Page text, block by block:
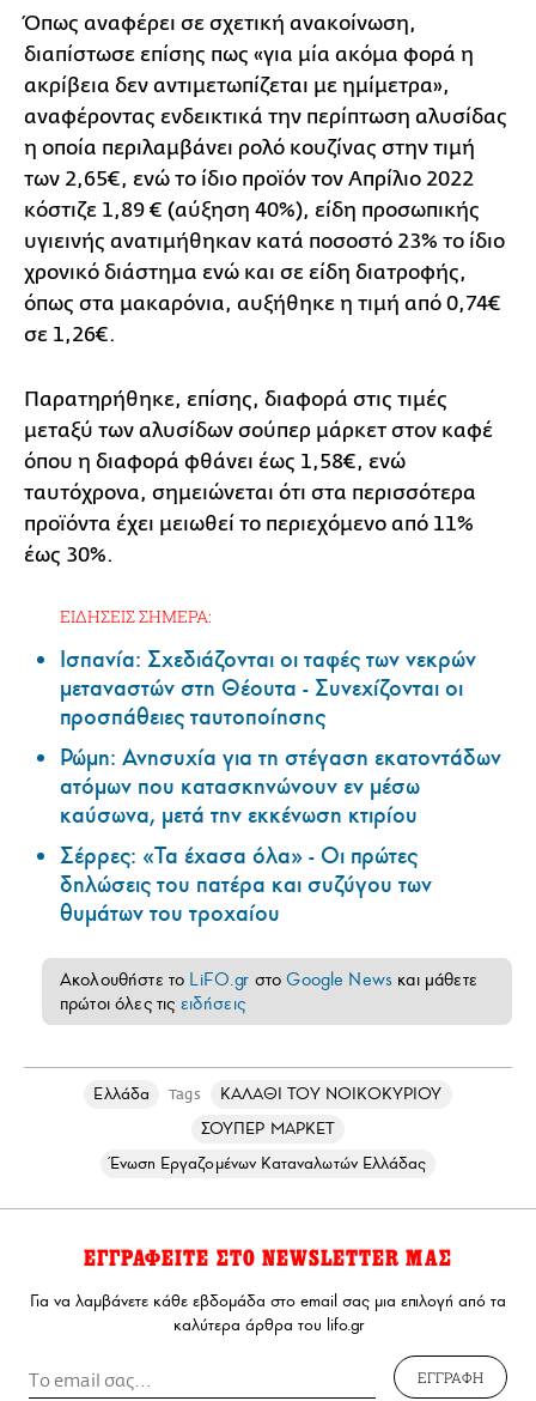
Όπως αναφέρει σε σχετική ανακοίνωση,
διαπίστωσε επίσης πως «για μία ακόμα φορά η
ακρίβεια δεν αντιμετωπίζεται με ημίμετρα»,
αναφέροντας ενδεικτικά την περίπτωση αλυσίδας
η οποία περιλαμβάνει ρολό κουζίνας στην τιμή
των 2,65€, ενώ το ίδιο προϊόν τον Απρίλιο 2022
κόστιζε 1,89 € (αύξηση 40%), είδη προσωπικής
υγιεινής ανατιμήθηκαν κατά ποσοστό 23% το ίδιο
χρονικό διάστημα ενώ και σε είδη διατροφής,
όπως στα μακαρόνια, αυξήθηκε η τιμή από 0,74€
σε 1,26€.
Παρατηρήθηκε, επίσης, διαφορά στις τιμές
μεταξύ των αλυσίδων σούπερ μάρκετ στον καφέ
όπου η διαφορά φθάνει έως 1,58€, ενώ
ταυτόχρονα, σημειώνεται ότι στα περισσότερα
προϊόντα έχει μειωθεί το περιεχόμενο από 11%
έως 30%.
ΕΙΔΗΣΕΙΣ ΣΗΜΕΡΑ:
Ισπανία: Σχεδιάζονται οι ταφές των νεκρών
μεταναστών στη Θέουτα - Συνεχίζονται οι
προσπάθειες ταυτοποίησης
Ρώμη: Ανησυχία για τη στέγαση εκατοντάδων
ατόμων που κατασκηνώνουν εν μέσω
καύσωνα, μετά την εκκένωση κτιρίου
Σέρρες: «Τα έχασα όλα» - Οι πρώτες
δηλώσεις του πατέρα και συζύγου των
θυμάτων του τροχαίου
Ακολουθήστε το LiFO.gr στοGoogle News και μάθετε
πρώτοι όλες τις ειδήσεις
Ελλάδα Tags
ΚΑΛΑΘΙ ΤΟΥ ΝΟΙΚΟΚΥΡΙΟΥ
ΣΟΥΠΕΡ ΜΑΡΚΕΤ
Ένωση Εργαζομένων Καταναλωτών Ελλάδας
ΕΓΓΡΑΦΕΙΤΕ ΣΤΟ NEWSLETTER ΜΑΣ
Για να λαμβάνετε κάθε εβδομάδα στο email σας μια επιλογή από τα
καλύτερα άρθρα του lifo.gr
ΕΓΓΡΑΦΗ